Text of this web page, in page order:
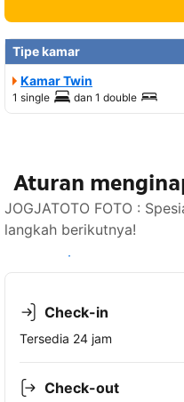
Tipe kamar
Kamar Twin
1 single dan 1 double
Aturan
JOGJATOTO FOTO :
langkah berikutnya!
Lihat ketersediaan
Check-in
Tersedia 24 jam
Check-out